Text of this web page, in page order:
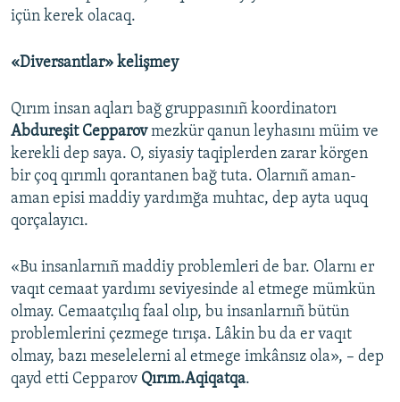
içün kerek olacaq.
«Diversantlar» kelişmey
Qırım insan aqları bağ gruppasınıñ koordinatorı
Abdureşit Cepparovmezkür qanun leyhasını müim ve
kerekli dep saya. O, siyasiy taqiplerden zarar körgen
bir çoq qırımlı qorantanen bağ tuta. Olarnıñ aman-
aman episi maddiy yardımğa muhtac, dep ayta uquq
qorçalayıcı.
«Bu insanlarnıñ maddiy problemleri de bar. Olarnı er
vaqıt cemaat yardımı seviyesinde al etmege mümkün
olmay. Cemaatçılıq faal olıp, bu insanlarnıñ bütün
problemlerini çezmege tırışa. Lâkin bu da er vaqıt
olmay, bazı meselelerni al etmege imkânsız ola», – dep
qayd etti Cepparov Qırım.Aqiqatqa.